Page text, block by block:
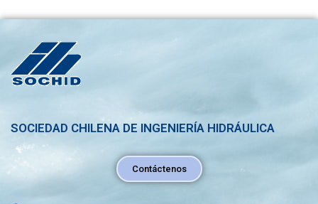
SOCIEDAD CHILENA DE INGENIERÍA HIDRÁULICA
Contáctenos